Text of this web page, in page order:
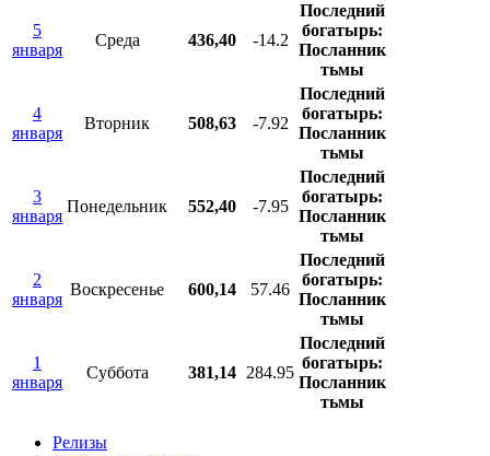
5
января
Среда 436,40 -14.2
Последний
богатырь:
Посланник
тьмы
4
января
Вторник 508,63 -7.92
Последний
богатырь:
Посланник
тьмы
3
января
Понедельник 552,40 -7.95
Последний
богатырь:
Посланник
тьмы
2
января
Воскресенье 600,14 57.46
Последний
богатырь:
Посланник
тьмы
1
января
Суббота 381,14 284.95
Последний
богатырь:
Посланник
тьмы
Релизы